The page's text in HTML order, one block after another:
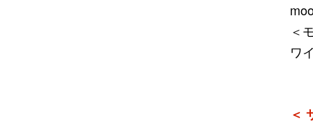
＜
ワ
＜